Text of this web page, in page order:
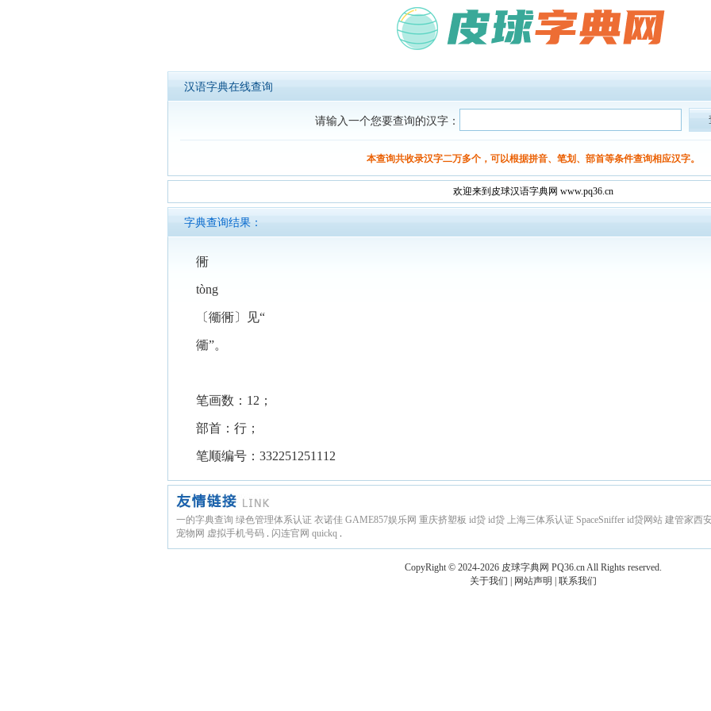
汉语字典在线查询
请输入一个您要查询的汉字：
本查询共收录汉字二万多个，可以根据拼音、笔划、部首等条件查询相应汉字。
欢迎来到皮球汉语字典网 www.pq36.cn
字典查询结果：
衕
tòng
〔衚衕〕见“
衚”。
笔画数：12；
部首：行；
笔顺编号：332251251112
一的字典查询 绿色管理体系认证 衣诺佳 GAME857娱乐网 重庆挤塑板 id贷 id贷 上海三体系认证 SpaceSniffer id贷网站 建管家西
宠物网 虚拟手机号码 . 闪连官网 quickq .
CopyRight © 2024-2026 皮球字典网 PQ36.cnAll Rights reserved.
关于我们
网站声明 联系我们